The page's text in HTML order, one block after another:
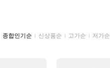
종합인기순 신상품순 고가순 저가순